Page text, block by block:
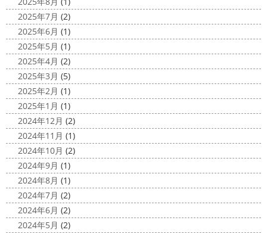
は真冬の寒さとなりましたがいかがお過ごしですか？
先
日は都内の夜桜を観に行きました
例年よりも大分寒いお
花見になりましたがとても綺麗でした(*^_^*)
帰りは人気
のハン ...
みなさんこんにちは(^O^)
が、みなさんはいかがお過ごしですか？
笑 先日、池袋の
サンシャイン水族館に行きました
外国人の方が多く、
館内はとても賑わっていました
ここの大きな水槽にはサ
...
2020/11/26
海散歩
＊湘南の外壁塗装専門店＊
こんにちわ☼ 最近はグッと気温が下がり
寒くなりましたね
気づけば今年も後一
か月ちょっと(´ﾟдﾟ｀) 早い早い
ロナが危険な感じになってきたので、海にはたくさんの人
が来てました！！ でも、海なら ...
2020/11/19
海に行きたい…！！！＊湘南の外壁
塗装専門店＊
最近は暖かくて過ごしやすいお天気です
ね
弊社ライダーの脇祐史君はバリ島に行きました!! 私も
行きたいーーーーー!!! 写真が送られてきたら、またアップ
していきますね
ット
2025年7月 (2)
2025年6月 (1)
2025年5月 (1)
2025年4月 (2)
2025年3月 (5)
2025年2月 (1)
2025年1月 (1)
2024年12月 (2)
2024年11月 (1)
2024年10月 (2)
2024年9月 (1)
2024年8月 (1)
2024年7月 (2)
2024年6月 (2)
2024年5月 (2)